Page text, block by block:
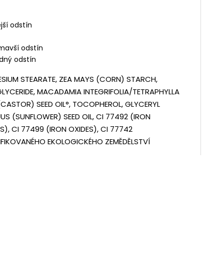
odstín
odstín
odstín
STEARATE, ZEA MAYS (CORN) STARCH,
MACADAMIA INTEGRIFOLIA/TETRAPHYLLA
SEED OIL°, TOCOPHEROL, GLYCERYL
(SUNFLOWER) SEED OIL, CI 77492 (IRON
CI 77499 (IRON OXIDES), CI 77742
EKOLOGICKÉHO ZEMĚDĚLSTVÍ